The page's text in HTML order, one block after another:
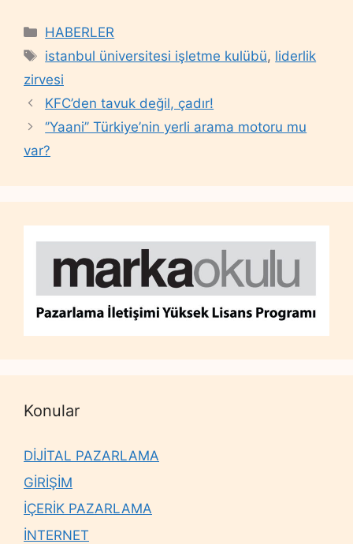
Categories
HABERLER
Tags
istanbul üniversitesi işletme kulübü, liderlik
zirvesi
KFC’den tavuk değil, çadır!
‘’Yaani’’ Türkiye’nin yerli arama motoru mu
var?
Konular
DİJİTAL PAZARLAMA
GİRİŞİM
İÇERİK PAZARLAMA
İNTERNET